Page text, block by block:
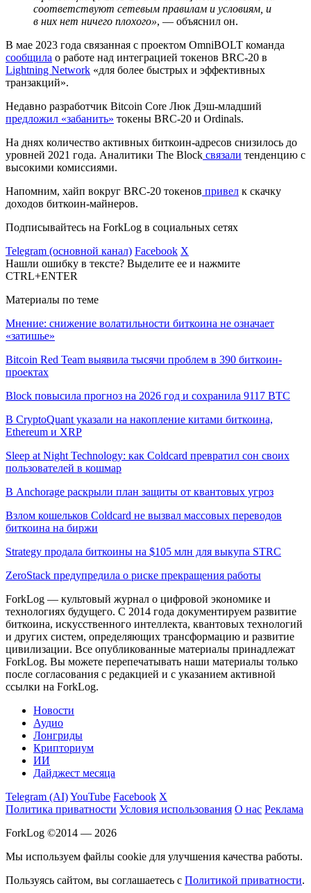
соответствуют сетевым правилам и условиям, и
в них нет ничего плохого», — объяснил он.
В мае 2023 года связанная с проектом OmniBOLT команда
сообщила о работе над интеграцией токенов BRC-20 в
Lightning Network «для более быстрых и эффективных
транзакций».
Недавно разработчик Bitcoin Core Люк Дэш-младший
предложил «забанить» токены BRC-20 и Ordinals.
На днях количество активных биткоин-адресов снизилось до
уровней 2021 года. Аналитики The Block связали тенденцию с
высокими комиссиями.
Напомним, хайп вокруг BRC-20 токенов привел к скачку
доходов биткоин-майнеров.
Подписывайтесь на ForkLog в социальных сетях
Telegram (основной канал) Facebook X
Нашли ошибку в тексте? Выделите ее и нажмите
CTRL+ENTER
Материалы по теме
Мнение: снижение волатильности биткоина не означает
«затишье»
Bitcoin Red Team выявила тысячи проблем в 390 биткоин-
проектах
Block повысила прогноз на 2026 год и сохранила 9117 BTC
В CryptoQuant указали на накопление китами биткоина,
Ethereum и XRP
Sleep at Night Technology: как Coldcard превратил сон своих
пользователей в кошмар
В Anchorage раскрыли план защиты от квантовых угроз
Взлом кошельков Coldcard не вызвал массовых переводов
биткоина на биржи
Strategy продала биткоины на $105 млн для выкупа STRC
ZeroStack предупредила о риске прекращения работы
ForkLog — культовый журнал о цифровой экономике и
технологиях будущего. С 2014 года документируем развитие
биткоина, искусственного интеллекта, квантовых технологий
и других систем, определяющих трансформацию и развитие
цивилизации. Все опубликованные материалы принадлежат
ForkLog. Вы можете перепечатывать наши материалы только
после согласования с редакцией и с указанием активной
ссылки на ForkLog.
Новости
Аудио
Лонгриды
Крипториум
ИИ
Дайджест месяца
Telegram (AI)YouTube Facebook X
Политика приватности Условия использования О нас Реклама
ForkLog ©2014 — 2026
Мы используем файлы cookie для улучшения качества работы.
Пользуясь сайтом, вы соглашаетесь с Политикой приватности.